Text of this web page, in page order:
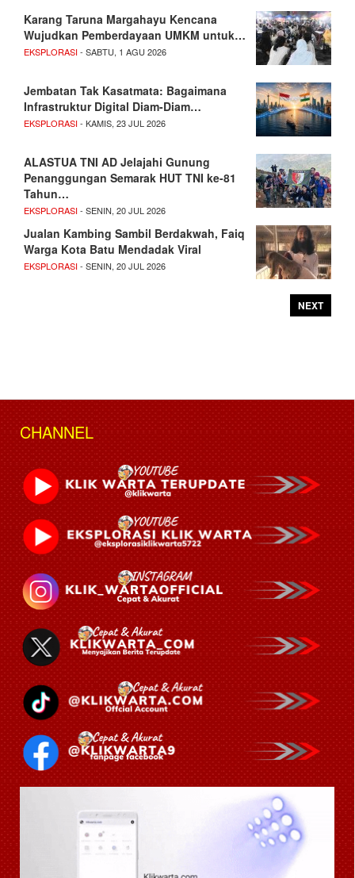
Karang Taruna Margahayu Kencana
Wujudkan Pemberdayaan UMKM untuk…
EKSPLORASI- SABTU, 1 AGU 2026
Jembatan Tak Kasatmata: Bagaimana
Infrastruktur Digital Diam-Diam…
EKSPLORASI- KAMIS, 23 JUL 2026
ALASTUA TNI AD Jelajahi Gunung
Penanggungan Semarak HUT TNI ke-81
Tahun…
EKSPLORASI- SENIN, 20 JUL 2026
Jualan Kambing Sambil Berdakwah, Faiq
Warga Kota Batu Mendadak Viral
EKSPLORASI- SENIN, 20 JUL 2026
NEXT
CHANNEL